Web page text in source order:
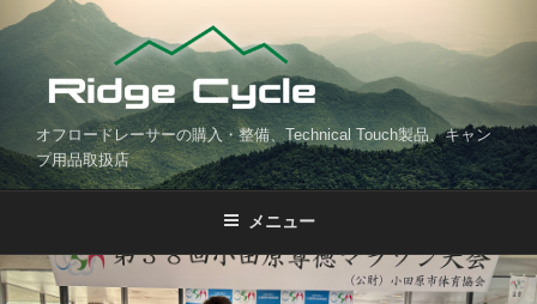
へ
ス
プ
オフロードレーサーの購入・整備、Technical Touch製品、キャン
プ用品取扱店
メニュー